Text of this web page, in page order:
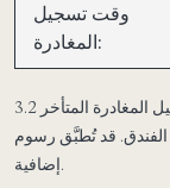
وقت تسجيل
المغادرة:
المغادرة المتأخر
قد تُطبَّق رسوم
إضافية.